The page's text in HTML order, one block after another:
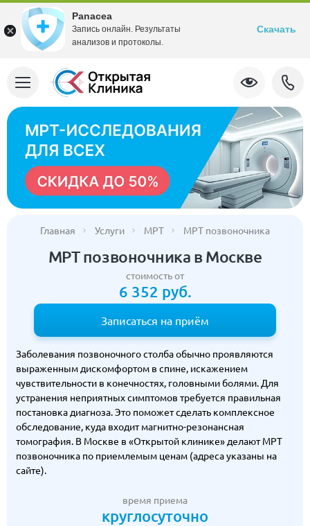
Главная Услуги МРТ МРТ позвоночника
МРТ позвоночника в Москве
стоимость от
6 352 руб.
Записаться на приём
Заболевания позвоночного столба обычно проявляются
выраженным дискомфортом в спине, искажением
чувствительности в конечностях, головными болями. Для
устранения неприятных симптомов требуется правильная
постановка диагноза. Это поможет сделать комплексное
обследование, куда входит магнитно-резонансная
томография. В Москве в «Открытой клинике» делают МРТ
позвоночника по приемлемым ценам (адреса указаны на
сайте).
время приема
круглосуточно
Panacea
Запись онлайн. Результаты
анализов и протоколы.
Скачать